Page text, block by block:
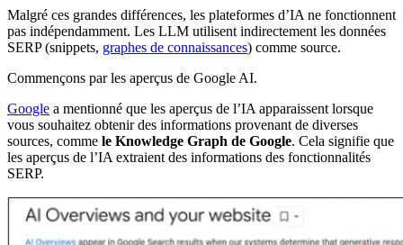
Malgré ces grandes différences, les plateformes d’IA ne fonctionnent
pas indépendamment. Les LLM utilisent indirectement les données
SERP (snippets, graphes de connaissances) comme source.
Commençons par les aperçus de Google AI.
Google a mentionné que les aperçus de l’IA apparaissent lorsque
vous souhaitez obtenir des informations provenant de diverses
sources, comme le Knowledge Graph de Google. Cela signifie que
les aperçus de l’IA extraient des informations des fonctionnalités
SERP.